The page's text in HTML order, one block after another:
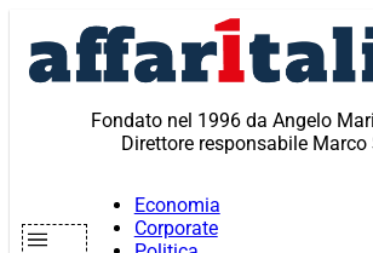
contenuto
Fondato nel 1996 da Angelo
Direttore responsabile Marco
Economia
Corporate